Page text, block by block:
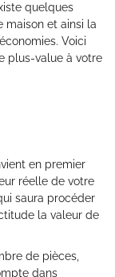
quelques
maison et ainsi la
Voici
plus-value à votre
en premier
réelle de votre
saura procéder
la valeur de
de pièces,
dans